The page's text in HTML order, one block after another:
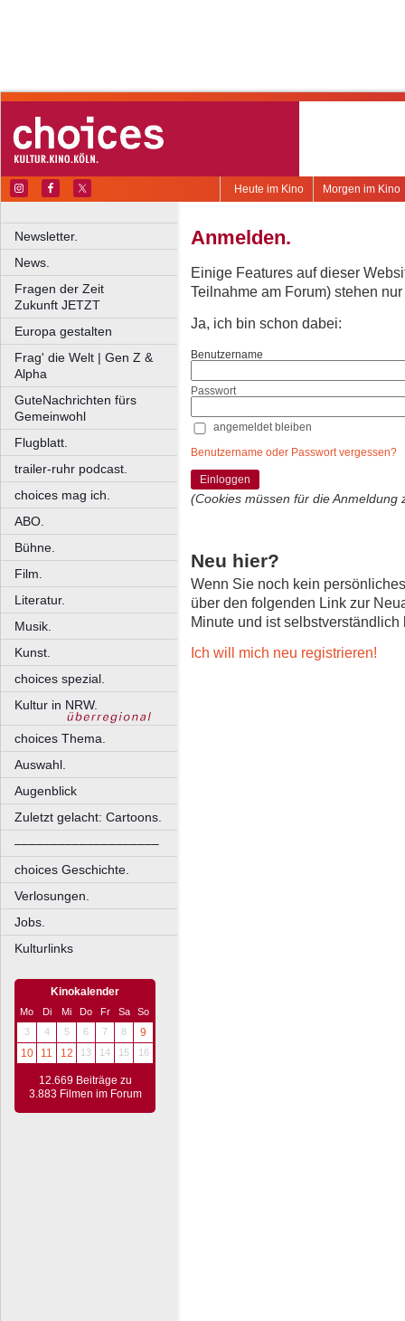
Morgen im Kino
Heute im Kino
Newsletter.
News.
Fragen der Zeit
Zukunft JETZT
Europa gestalten
Frag' die Welt | Gen Z &
Alpha
GuteNachrichten fürs
Gemeinwohl
Flugblatt.
trailer-ruhr podcast.
choices mag ich.
ABO.
Bühne.
Film.
Literatur.
Musik.
Kunst.
choices spezial.
Kultur in NRW.
choices Thema.
Auswahl.
Augenblick
Zuletzt gelacht: Cartoons.
––––––––––––––––––––
choices Geschichte.
Verlosungen.
Jobs.
Kulturlinks
Kinokalender
Mo Di Mi Do Fr Sa
So
3
4 5 6 7 8
9
10
11 12 13 14 15 16
12.669 Beiträge zu
3.883 Filmen im Forum
Anmelden.
Einige Features auf dieser
Teilnahme am Forum) stehen
Ja, ich bin schon dabei:
Benutzername
Passwort
angemeldet bleiben
Benutzername oder Passwort vergessen?
Einloggen
(Cookies müssen für die Anmeldung
Neu hier?
Wenn Sie noch kein
über den folgenden Link zur
Minute und ist selbstverständlich
Ich will mich neu registrieren!